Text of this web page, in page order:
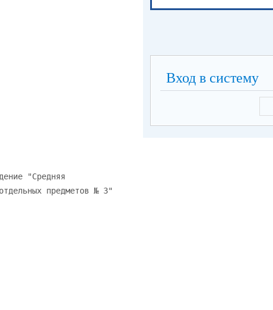
Вход в систему